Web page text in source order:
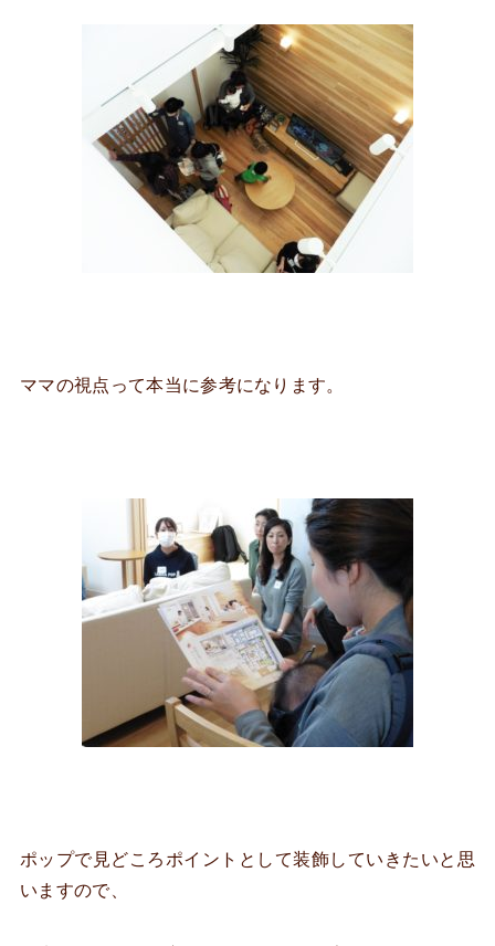
ママの視点って本当に参考になります。
ポップで見どころポイントとして装飾していきたいと思
いますので、